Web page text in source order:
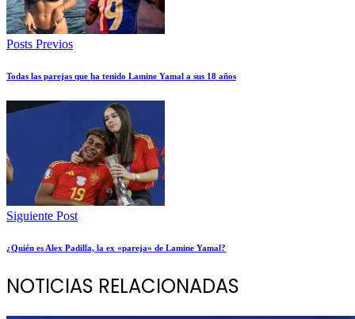
Posts Previos
Todas las parejas que ha tenido Lamine Yamal a sus 18 años
Siguiente Post
¿Quién es Alex Padilla, la ex «pareja» de Lamine Yamal?
NOTICIAS RELACIONADAS